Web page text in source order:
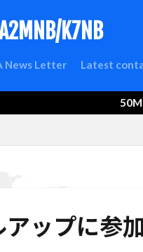
K7NB
News Letter Latest
50MHzFT8
ップに参加
検索